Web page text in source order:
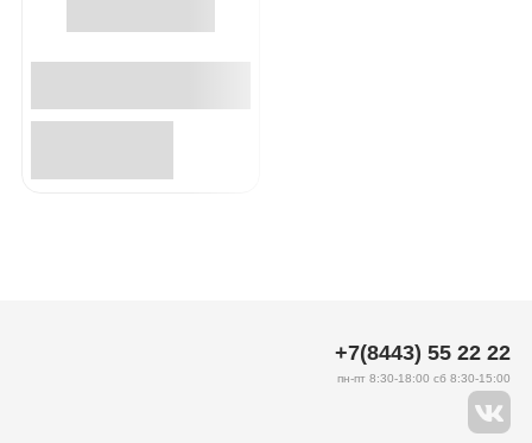
+7(8443) 55 22 22
пн-пт 8:30-18:00 сб 8:30-15:00